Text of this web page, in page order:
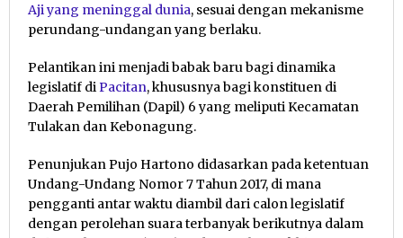
Aji yang meninggal dunia, sesuai dengan mekanisme
perundang-undangan yang berlaku.
Pelantikan ini menjadi babak baru bagi dinamika
legislatif diPacitan, khususnya bagi konstituen di
Daerah Pemilihan (Dapil) 6 yang meliputi Kecamatan
Tulakan dan Kebonagung.
Penunjukan Pujo Hartono didasarkan pada ketentuan
Undang-Undang Nomor 7 Tahun 2017, di mana
pengganti antar waktu diambil dari calon legislatif
dengan perolehan suara terbanyak berikutnya dalam